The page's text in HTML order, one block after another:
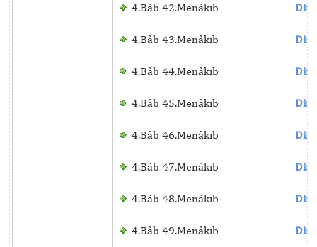
4.Bâb 42.Menâkıb
4.Bâb 43.Menâkıb
4.Bâb 44.Menâkıb
4.Bâb 45.Menâkıb
4.Bâb 46.Menâkıb
4.Bâb 47.Menâkıb
4.Bâb 48.Menâkıb
4.Bâb 49.Menâkıb